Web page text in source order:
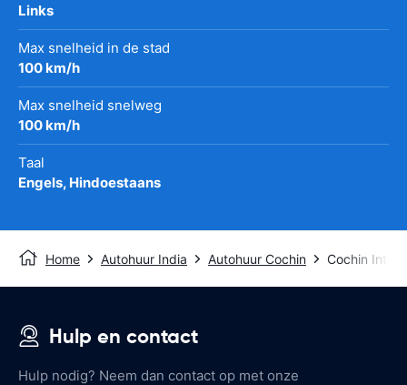
Links
Max snelheid in de stad
100 km/h
Max snelheid snelweg
100 km/h
Taal
Engels, Hindoestaans
Home Autohuur India Autohuur Cochin Cochin
Hulp en contact
Hulp nodig? Neem dan contact op met onze